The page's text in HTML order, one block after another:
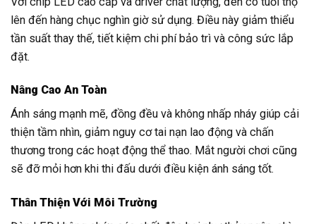
lên đến hàng chục nghìn giờ sử dụng. Điều này giảm thiểu
tần suất thay thế, tiết kiệm chi phí bảo trì và công sức lắp
đặt.
Nâng Cao An Toàn
Ánh sáng mạnh mẽ, đồng đều và không nhấp nháy giúp cải
thiện tầm nhìn, giảm nguy cơ tai nạn lao động và chấn
thương trong các hoạt động thể thao. Mắt người chơi cũng
sẽ đỡ mỏi hơn khi thi đấu dưới điều kiện ánh sáng tốt.
Thân Thiện Với Môi Trường